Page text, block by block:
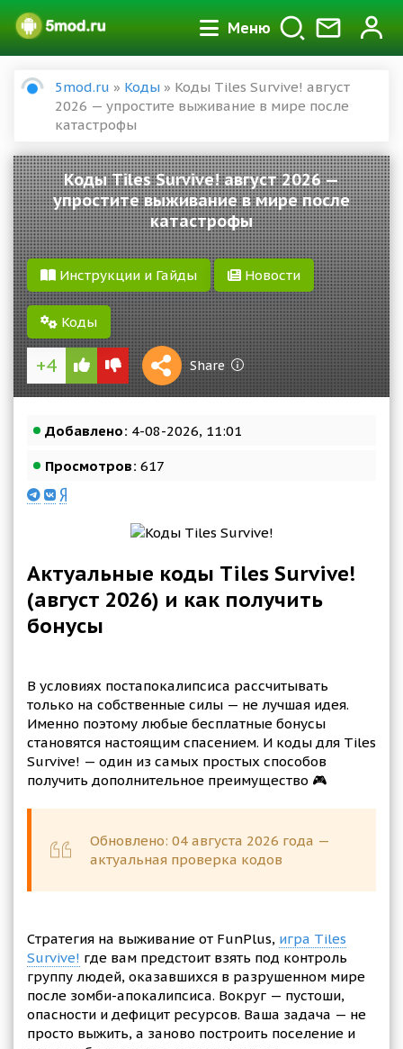
Меню
5mod.ru » Коды » Коды Tiles Survive! август
2026 — упростите выживание в мире после
катастрофы
Коды Tiles Survive! август 2026 —
упростите выживание в мире после
катастрофы
Инструкции и Гайды Новости
Коды
+4 Share
Reward
1 S
Добавлено: 4-08-2026, 11:01
Просмотров: 617
Актуальные коды Tiles Survive!
(август 2026) и как получить
бонусы
В условиях постапокалипсиса рассчитывать
только на собственные силы — не лучшая идея.
Именно поэтому любые бесплатные бонусы
становятся настоящим спасением. И коды для Tiles
Survive! — один из самых простых способов
получить дополнительное преимущество 🎮
Обновлено: 04 августа 2026 года —
актуальная проверка кодов
Cтратегия на выживание от FunPlus, игра Tiles
Survive! где вам предстоит взять под контроль
группу людей, оказавшихся в разрушенном мире
после зомби-апокалипсиса. Вокруг — пустоши,
опасности и дефицит ресурсов. Ваша задача — не
просто выжить, а заново построить поселение и